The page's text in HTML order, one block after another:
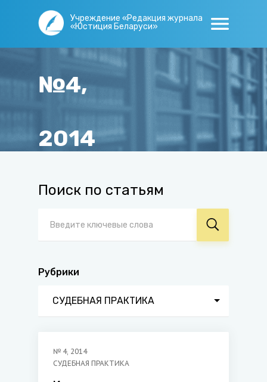
Учреждение «Редакция журнала
«Юстиция Беларуси»
№4,
2014
Поиск по статьям
Рубрики
СУДЕБНАЯ ПРАКТИКА
№ 4, 2014
СУДЕБНАЯ ПРАКТИКА